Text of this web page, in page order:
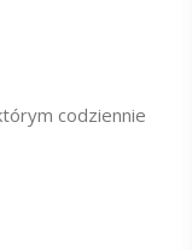
codziennie